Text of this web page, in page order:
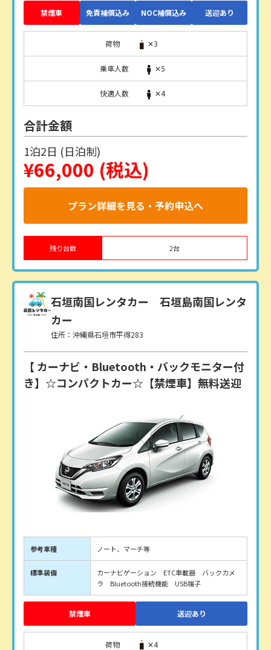
禁煙車 免責補償込み NOC補償込み 送迎あり
荷物 ✕3
乗車人数 ✕5
快適人数 ✕4
合計金額
1泊2日 (日泊制)
¥66,000 (税込)
プラン詳細を見る・予約申込へ
残り台数 2台
石垣南国レンタカー 石垣島南国レンタ
カー
住所：沖縄県石垣市平得283
【 カーナビ・Bluetooth・バックモニター付
き】☆コンパクトカー☆【禁煙車】無料送迎
参考車種 ノート、マーチ等
標準装備
カーナビゲーション ETC車載器 バックカメ
ラ Bluetooth接続機能 USB端子
禁煙車 送迎あり
荷物 ✕4